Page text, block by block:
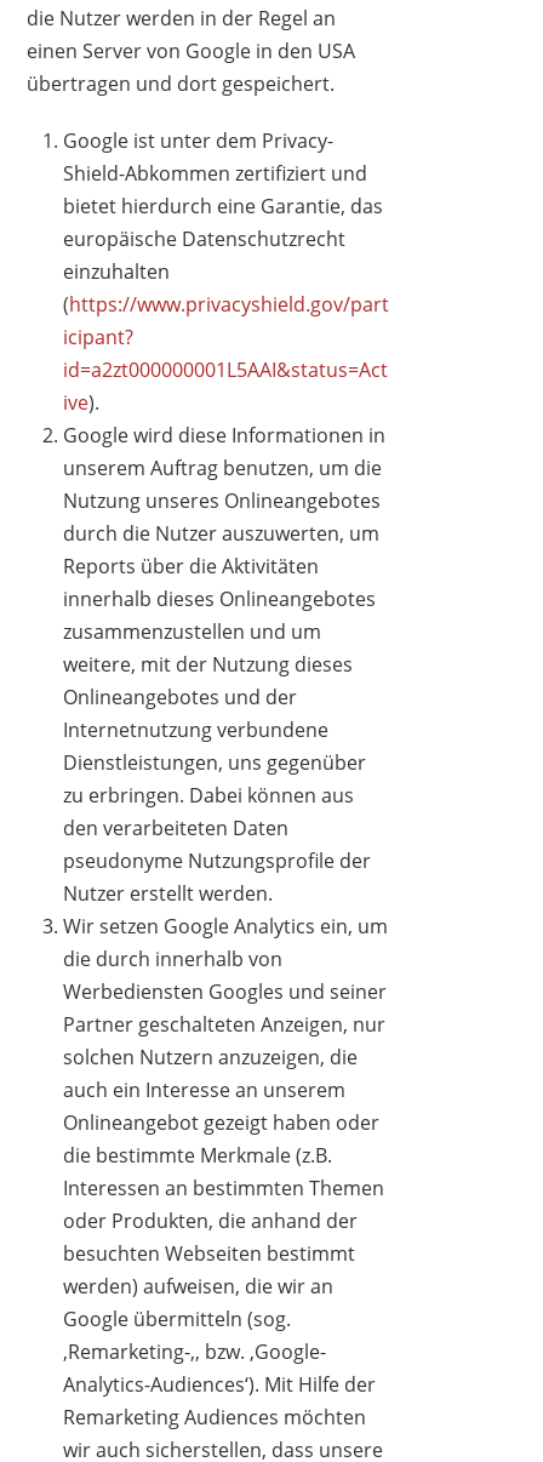
die Nutzer werden in der Regel an
einen Server von Google in den USA
übertragen und dort gespeichert.
Google ist unter dem Privacy-
Shield-Abkommen zertifiziert und
bietet hierdurch eine Garantie, das
europäische Datenschutzrecht
einzuhalten
(https://www.privacyshield.gov/part
icipant?
id=a2zt000000001L5AAI&status=Act
ive).
Google wird diese Informationen in
unserem Auftrag benutzen, um die
Nutzung unseres Onlineangebotes
durch die Nutzer auszuwerten, um
Reports über die Aktivitäten
innerhalb dieses Onlineangebotes
zusammenzustellen und um
weitere, mit der Nutzung dieses
Onlineangebotes und der
Internetnutzung verbundene
Dienstleistungen, uns gegenüber
zu erbringen. Dabei können aus
den verarbeiteten Daten
pseudonyme Nutzungsprofile der
Nutzer erstellt werden.
Wir setzen Google Analytics ein, um
die durch innerhalb von
Werbediensten Googles und seiner
Partner geschalteten Anzeigen, nur
solchen Nutzern anzuzeigen, die
auch ein Interesse an unserem
Onlineangebot gezeigt haben oder
die bestimmte Merkmale (z.B.
Interessen an bestimmten Themen
oder Produkten, die anhand der
besuchten Webseiten bestimmt
werden) aufweisen, die wir an
Google übermitteln (sog.
‚Remarketing-‚, bzw. ‚Google-
Analytics-Audiences‘). Mit Hilfe der
Remarketing Audiences möchten
wir auch sicherstellen, dass unsere